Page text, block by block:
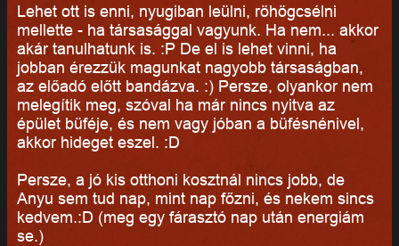
Lehet ott is enni, nyugiban leülni, röhögcsélni
mellette - ha társasággal vagyunk. Ha nem... akkor
akár tanulhatunk is. :P De el is lehet vinni, ha
jobban érezzük magunkat nagyobb társaságban,
az előadó előtt bandázva. :) Persze, olyankor nem
melegítik meg, szóval ha már nincs nyitva az
épület büféje, és nem vagy jóban a büfésnénivel,
akkor hideget eszel. :D
Persze, a jó kis otthoni kosztnál nincs jobb, de
Anyu sem tud nap, mint nap főzni, és nekem sincs
kedvem.:D (meg egy fárasztó nap után energiám
se.)